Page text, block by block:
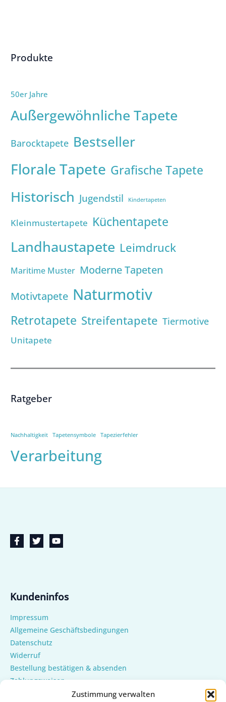
Zustimmung verwalten
Produkte
50er Jahre
Außergewöhnliche Tapete
Barocktapete Bestseller
Florale Tapete Grafische Tapete
Historisch Jugendstil Kindertapeten
Kleinmustertapete Küchentapete
Landhaustapete Leimdruck
Maritime Muster Moderne Tapeten
Motivtapete Naturmotiv
Retrotapete Streifentapete Tiermotive
Unitapete
Ratgeber
Nachhaltigkeit Tapetensymbole Tapezierfehler
Verarbeitung
Kundeninfos
Impressum
Allgemeine Geschäftsbedingungen
Datenschutz
Widerruf
Bestellung bestätigen & absenden
Zahlungsweisen
Versand & Lieferung